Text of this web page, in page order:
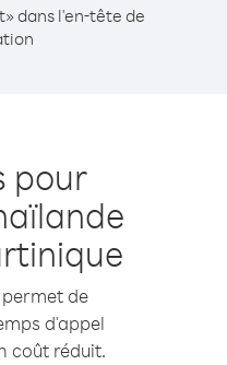
dans l'en-tête de
pour
de
d'appel
coût réduit.